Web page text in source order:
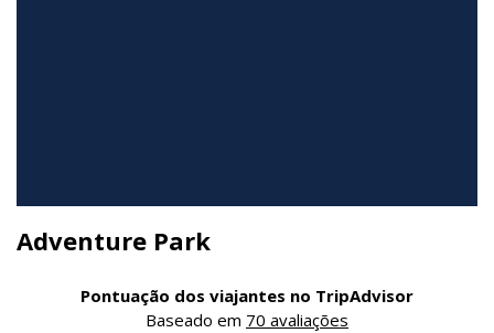
Adventure Park
Pontuação dos viajantes no TripAdvisor
Baseado em 70 avaliações